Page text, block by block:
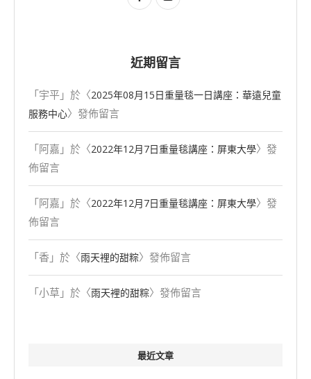
近期留言
「宇平 」於〈2025年08⽉15⽇重量毯一日講座：華遠兒童
服務中心〉發佈留言
「阿嘉 」於〈2022年12月7日重量毯講座：屏東大學〉發
佈留言
「阿嘉 」於〈2022年12月7日重量毯講座：屏東大學〉發
佈留言
「香 」於〈雨天裡的甜粽〉發佈留言
「小草 」於〈雨天裡的甜粽〉發佈留言
最近文章